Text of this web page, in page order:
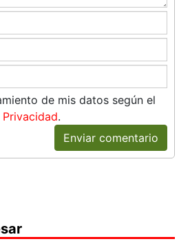
de mis datos según el
.
Enviar comentario